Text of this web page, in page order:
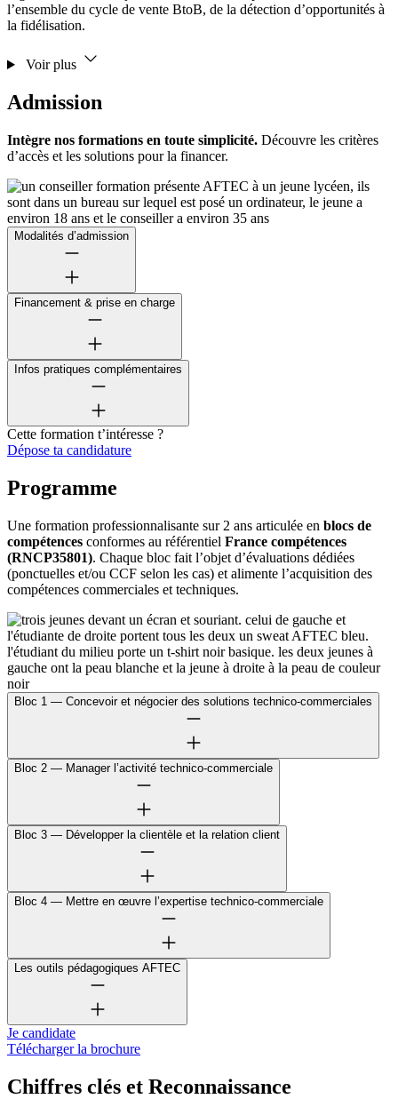
l’ensemble du cycle de vente BtoB, de la détection d’opportunités à
la fidélisation.
Voir plus
Admission
Intègre nos formations en toute simplicité. Découvre les critères
d’accès et les solutions pour la financer.
Modalités d’admission
Financement & prise en charge
Infos pratiques complémentaires
Cette formation t’intéresse ?
Dépose ta candidature
Programme
Une formation professionnalisante sur 2 ans articulée en blocs de
compétences conformes au référentiel France compétences
(RNCP35801). Chaque bloc fait l’objet d’évaluations dédiées
(ponctuelles et/ou CCF selon les cas) et alimente l’acquisition des
compétences commerciales et techniques.
Bloc 1 — Concevoir et négocier des solutions technico-commerciales
Bloc 2 — Manager l’activité technico-commerciale
Bloc 3 — Développer la clientèle et la relation client
Bloc 4 — Mettre en œuvre l’expertise technico-commerciale
Les outils pédagogiques AFTEC
Je candidate
Télécharger la brochure
Chiffres clés et Reconnaissance